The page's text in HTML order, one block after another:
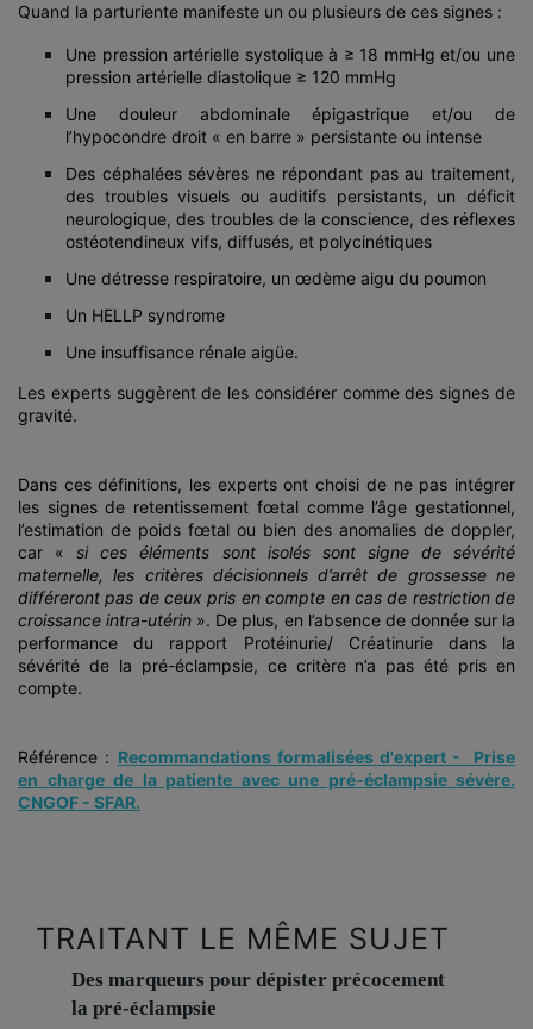
Quand la parturiente manifeste un ou plusieurs de ces signes :
Une pression artérielle systolique à ≥ 18 mmHg et/ou une
pression artérielle diastolique ≥ 120 mmHg
Une douleur abdominale épigastrique et/ou de
l’hypocondre droit « en barre » persistante ou intense
Des céphalées sévères ne répondant pas au traitement,
des troubles visuels ou auditifs persistants, un déficit
neurologique, des troubles de la conscience, des réflexes
ostéotendineux vifs, diffusés, et polycinétiques
Une détresse respiratoire, un œdème aigu du poumon
Un HELLP syndrome
Une insuffisance rénale aigüe.
Les experts suggèrent de les considérer comme des signes de
gravité.
Dans ces définitions, les experts ont choisi de ne pas intégrer
les signes de retentissement fœtal comme l’âge gestationnel,
l’estimation de poids fœtal ou bien des anomalies de doppler,
car «si ces éléments sont isolés sont signe de sévérité
maternelle, les critères décisionnels d’arrêt de grossesse ne
différeront pas de ceux pris en compte en cas de restriction de
croissance intra-utérin ». De plus, en l’absence de donnée sur la
performance du rapport Protéinurie/ Créatinurie dans la
sévérité de la pré-éclampsie, ce critère n’a pas été pris en
compte.
Référence : Recommandations formalisées d'expert - Prise
en charge de la patiente avec une pré-éclampsie sévère.
CNGOF - SFAR.
TRAITANT LE MÊME SUJET
Des marqueurs pour dépister précocement
la pré-éclampsie